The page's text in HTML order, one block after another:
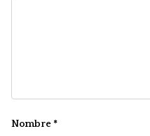
Nombre *